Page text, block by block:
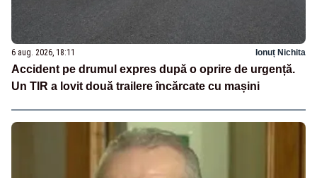
6 aug. 2026, 18:11 Ionuț Nichita
Accident pe drumul expres după o oprire de urgență.
Un TIR a lovit două trailere încărcate cu mașini